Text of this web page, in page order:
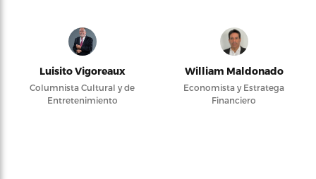
Luisito Vigoreaux
Columnista Cultural y de
Entretenimiento
William Maldonado
Economista y Estratega
Financiero